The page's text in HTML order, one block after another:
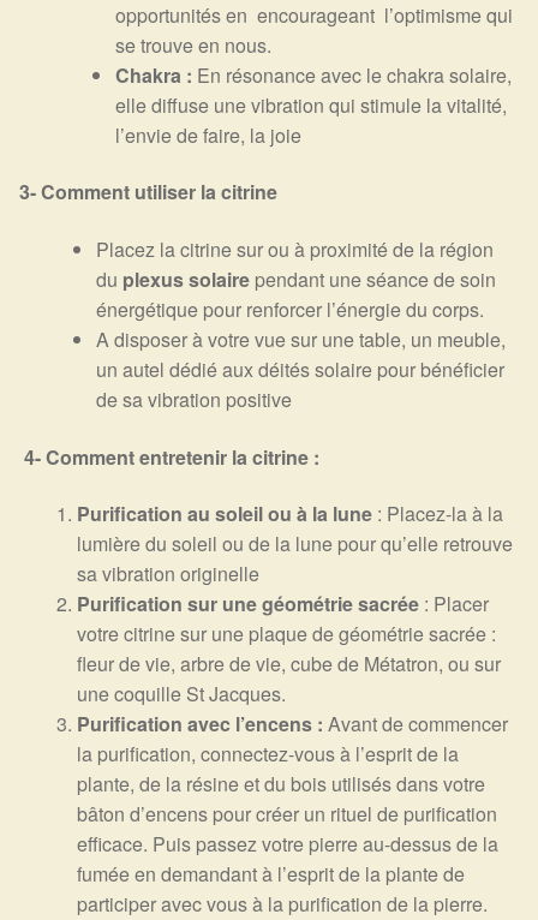
opportunités en encourageant l’optimisme qui
se trouve en nous.
Chakra : En résonance avec le chakra solaire,
elle diffuse une vibration qui stimule la vitalité,
l’envie de faire, la joie
3- Comment utiliser la citrine
Placez la citrine sur ou à proximité de la région
du plexus solaire pendant une séance de soin
énergétique pour renforcer l’énergie du corps.
A disposer à votre vue sur une table, un meuble,
un autel dédié aux déités solaire pour bénéficier
de sa vibration positive
4- Comment entretenir la citrine :
Purification au soleil ou à la lune : Placez-la à la
lumière du soleil ou de la lune pour qu’elle retrouve
sa vibration originelle
Purification sur une géométrie sacrée : Placer
votre citrine sur une plaque de géométrie sacrée :
fleur de vie, arbre de vie, cube de Métatron, ou sur
une coquille St Jacques.
Purification avec l’encens : Avant de commencer
la purification, connectez-vous à l’esprit de la
plante, de la résine et du bois utilisés dans votre
bâton d’encens pour créer un rituel de purification
efficace. Puis passez votre pierre au-dessus de la
fumée en demandant à l’esprit de la plante de
participer avec vous à la purification de la pierre.